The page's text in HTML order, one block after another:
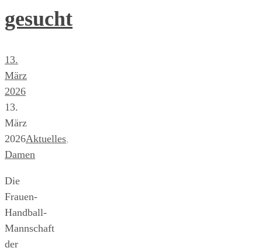
gesucht
13.
März
2026
13.
März
2026Aktuelles,
Damen
Die
Frauen-
Handball-
Mannschaft
der